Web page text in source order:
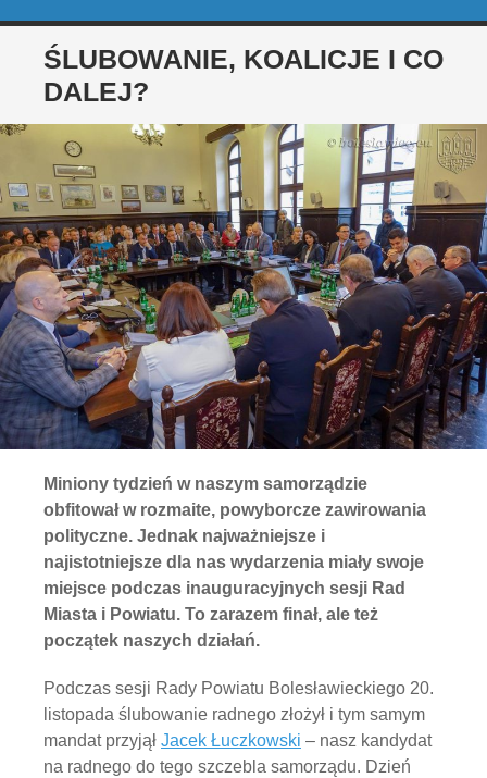
PRZESKOCZ
TREŚCI
ŚLUBOWANIE, KOALICJE I CO
DALEJ?
Miniony tydzień w naszym samorządzie
obfitował w rozmaite, powyborcze zawirowania
polityczne. Jednak najważniejsze i
najistotniejsze dla nas wydarzenia miały swoje
miejsce podczas inauguracyjnych sesji Rad
Miasta i Powiatu. To zarazem finał, ale też
początek naszych działań.
Podczas sesji Rady Powiatu Bolesławieckiego 20.
listopada ślubowanie radnego złożył i tym samym
mandat przyjął Jacek Łuczkowski – nasz kandydat
na radnego do tego szczebla samorządu. Dzień